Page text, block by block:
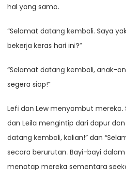
hal yang sama.
“Selamat datang kembali. Saya
bekerja keras hari ini?”
“Selamat datang kembali, anak-
segera siap!”
Lefi dan Lew menyambut mereka.
dan Leila mengintip dari dapur
datang kembali, kalian!” dan
secara berurutan. Bayi-bayi
menatap mereka sementara